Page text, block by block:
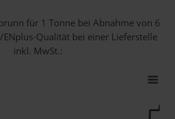
für 1 Tonne bei Abnahmevon 6
Qualität bei einer Lieferstelle
inkl. MwSt.: